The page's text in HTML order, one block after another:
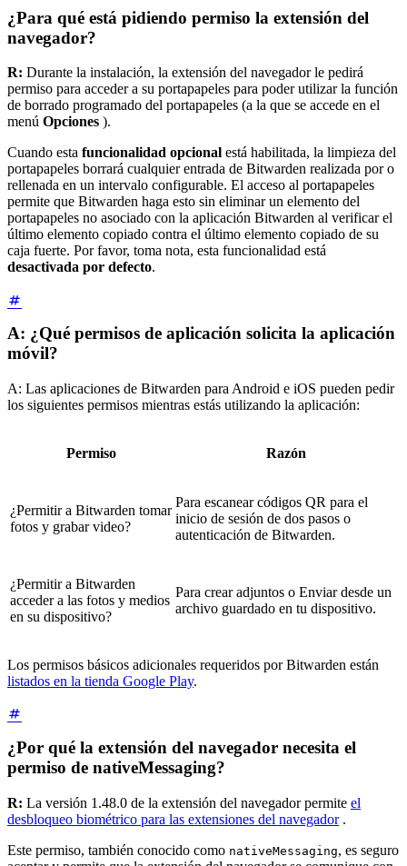
¿Para qué está pidiendo permiso la extensión del
navegador?
R: Durante la instalación, la extensión del navegador le pedirá
permiso para acceder a su portapapeles para poder utilizar la función
de borrado programado del portapapeles (a la que se accede en el
menú Opciones ).
Cuando esta funcionalidad opcional está habilitada, la limpieza del
portapapeles borrará cualquier entrada de Bitwarden realizada por o
rellenada en un intervalo configurable. El acceso al portapapeles
permite que Bitwarden haga esto sin eliminar un elemento del
portapapeles no asociado con la aplicación Bitwarden al verificar el
último elemento copiado contra el último elemento copiado de su
caja fuerte. Por favor, toma nota, esta funcionalidad está
desactivada por defecto.
A: ¿Qué permisos de aplicación solicita la aplicación
móvil?
A: Las aplicaciones de Bitwarden para Android e iOS pueden pedir
los siguientes permisos mientras estás utilizando la aplicación:
Permiso Razón
¿Permitir a Bitwarden tomar
fotos y grabar video?
Para escanear códigos QR para el
inicio de sesión de dos pasos o
autenticación de Bitwarden.
¿Permitir a Bitwarden
acceder a las fotos y medios
en su dispositivo?
Para crear adjuntos o Enviar desde un
archivo guardado en tu dispositivo.
Los permisos básicos adicionales requeridos por Bitwarden están
listados en la tienda Google Play.
¿Por qué la extensión del navegador necesita el
permiso de nativeMessaging?
R: La versión 1.48.0 de la extensión del navegador permite el
desbloqueo biométrico para las extensiones del navegador.
Este permiso, también conocido como nativeMessaging, es seguro